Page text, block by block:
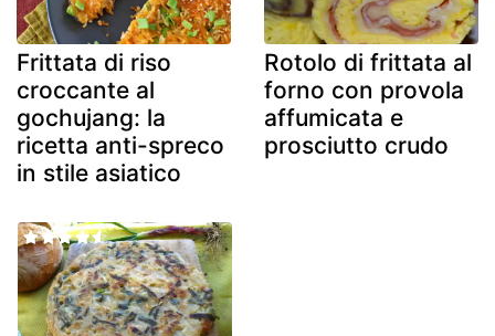
Frittata di riso
croccante al
gochujang: la
ricetta anti-spreco
in stile asiatico
Rotolo di frittata al
forno con provola
affumicata e
prosciutto crudo